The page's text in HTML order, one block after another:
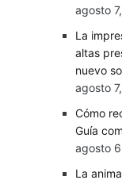
agosto
La
altas
nuevo
agosto
Cómo
Guía
agosto
La